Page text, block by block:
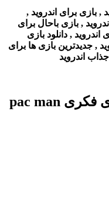
, بازی برای اندروید ,
, بازی باحال برای
اندروید , دانلود بازی
, جدیدترین بازی ها برای
اندروید
دانلود جدیدترین نسخه بازی فکری pac man